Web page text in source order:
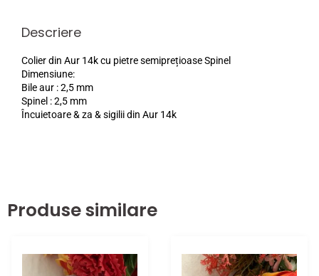
Descriere
Colier din Aur 14k cu pietre semiprețioase Spinel
Dimensiune:
Bile aur : 2,5 mm
Spinel : 2,5 mm
Încuietoare & za & sigilii din Aur 14k
Produse similare